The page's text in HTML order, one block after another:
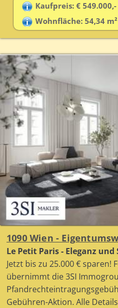
Kaufpreis: € 549.000,-
Wohnfläche: 54,34 m²
1090 Wien -
Le Petit Paris - Eleganz
Jetzt bis zu 25.000 € sparen!
übernimmt die 3SI
Gebühren-Aktion. Alle